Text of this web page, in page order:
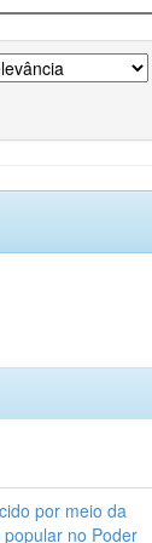
por meio da
no Poder